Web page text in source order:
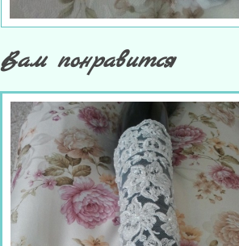
Вам понравится